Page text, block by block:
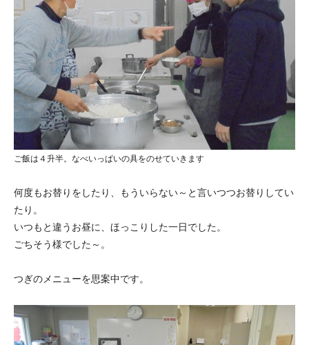
ご飯は４升半。なべいっぱいの具をのせていきます
何度もお替りをしたり、もういらない～と言いつつお替りしてい
たり。
いつもと違うお昼に、ほっこりした一日でした。
ごちそう様でした～。
つぎのメニューを思案中です。